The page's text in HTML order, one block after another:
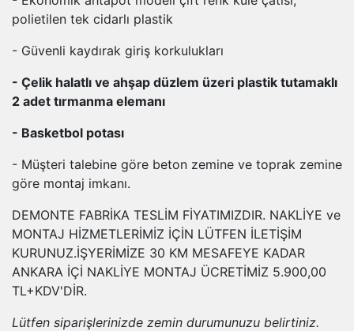
polietilen tek cidarlı plastik
- Güvenli kaydırak giriş korkulukları
- Çelik halatlı ve ahşap düzlem üzeri plastik tutamaklı
2 adet tırmanma elemanı
- Basketbol potası
- Müşteri talebine göre beton zemine ve toprak zemine
göre montaj imkanı.
DEMONTE FABRİKA TESLİM FİYATIMIZDIR. NAKLİYE ve
MONTAJ HİZMETLERİMİZ İÇİN LÜTFEN İLETİŞİM
KURUNUZ.İŞYERİMİZE 30 KM MESAFEYE KADAR
ANKARA İÇİ NAKLİYE MONTAJ ÜCRETİMİZ 5.900,00
TL+KDV'DİR.
Lütfen siparişlerinizde zemin durumunuzu belirtiniz.